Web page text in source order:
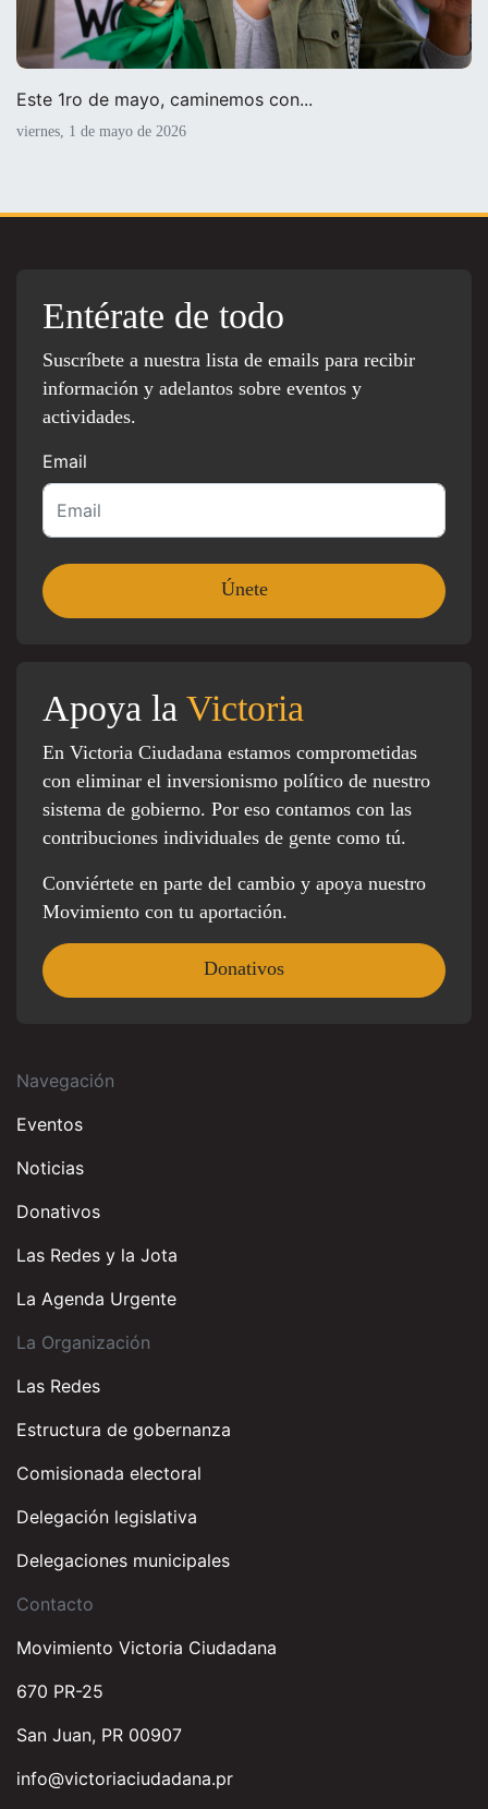
Este 1ro de mayo, caminemos con...
viernes, 1 de mayo de 2026
Entérate de todo
Suscríbete a nuestra lista de emails para recibir
información y adelantos sobre eventos y
actividades.
Email
Apoya la Victoria
En Victoria Ciudadana estamos comprometidas
con eliminar el inversionismo político de nuestro
sistema de gobierno. Por eso contamos con las
contribuciones individuales de gente como tú.
Conviértete en parte del cambio y apoya nuestro
Movimiento con tu aportación.
Donativos
Navegación
Eventos
Noticias
Donativos
Las Redes y la Jota
La Agenda Urgente
La Organización
Las Redes
Estructura de gobernanza
Comisionada electoral
Delegación legislativa
Delegaciones municipales
Contacto
Movimiento Victoria Ciudadana
670 PR-25
San Juan, PR 00907
info@victoriaciudadana.pr